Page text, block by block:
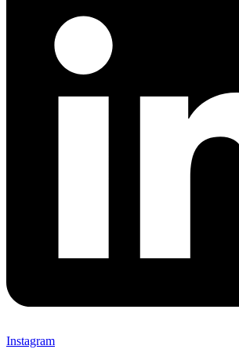
Instagram